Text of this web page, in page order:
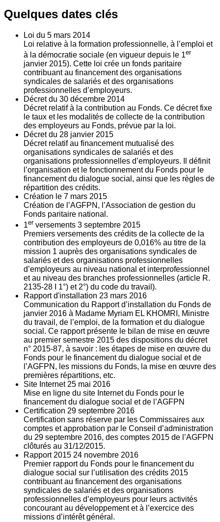
Quelques dates clés
Loi du 5 mars 2014
Loi relative à la formation professionnelle, à l’emploi et
à la démocratie sociale (en vigueur depuis le 1er
janvier 2015). Cette loi crée un fonds paritaire
contribuant au financement des organisations
syndicales de salariés et des organisations
professionnelles d’employeurs.
Décret du 30 décembre 2014
Décret relatif à la contribution au Fonds. Ce décret fixe
le taux et les modalités de collecte de la contribution
des employeurs au Fonds, prévue par la loi.
Décret du 28 janvier 2015
Décret relatif au financement mutualisé des
organisations syndicales de salariés et des
organisations professionnelles d’employeurs. Il définit
l’organisation et le fonctionnement du Fonds pour le
financement du dialogue social, ainsi que les règles de
répartition des crédits.
Création le 7 mars 2015
Création de l’AGFPN, l’Association de gestion du
Fonds paritaire national.
1er versements 3 septembre 2015
Premiers versements des crédits de la collecte de la
contribution des employeurs de 0,016% au titre de la
mission 1 auprès des organisations syndicales de
salariés et des organisations professionnelles
d’employeurs au niveau national et interprofessionnel
et au niveau des branches professionnelles (article R.
2135‐28 I 1°) et 2°) du code du travail).
Rapport d'installation 23 mars 2016
Communication du Rapport d’installation du Fonds de
janvier 2016 à Madame Myriam EL KHOMRI, Ministre
du travail, de l’emploi, de la formation et du dialogue
social. Ce rapport présente le bilan de mise en œuvre
au premier semestre 2015 des dispositions du décret
n° 2015-87, à savoir : les étapes de mise en œuvre du
Fonds pour le financement du dialogue social et de
l’AGFPN, les missions du Fonds, la mise en œuvre des
premières répartitions, etc.
Site Internet 25 mai 2016
Mise en ligne du site Internet du Fonds pour le
financement du dialogue social et de l’AGFPN
Certification 29 septembre 2016
Certification sans réserve par les Commissaires aux
comptes et approbation par le Conseil d’administration
du 29 septembre 2016, des comptes 2015 de l’AGFPN
clôturés au 31/12/2015.
Rapport 2015 24 novembre 2016
Premier rapport du Fonds pour le financement du
dialogue social sur l’utilisation des crédits 2015
contribuant au financement des organisations
syndicales de salariés et des organisations
professionnelles d’employeurs pour leurs activités
concourant au développement et à l’exercice des
missions d’intérêt général.